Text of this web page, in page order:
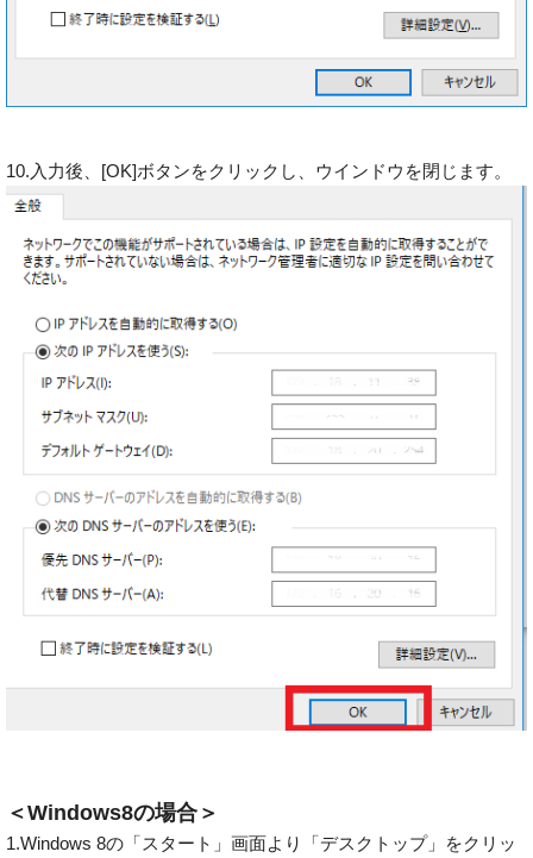
10.入力後、[OK]ボタンをクリックし、ウインドウを閉じます。
＜Windows8の場合＞
1.Windows 8の「スタート」画面より「デスクトップ」をクリッ